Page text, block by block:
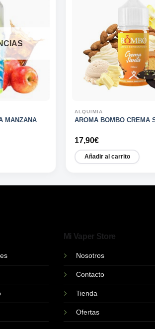
MANZANA
ALQUIMIA
AROMA BOMBO CREMA
17,90€
Añadir al carrito
Mi Vaper Store
Nosotros
Contacto
Tienda
Ofertas